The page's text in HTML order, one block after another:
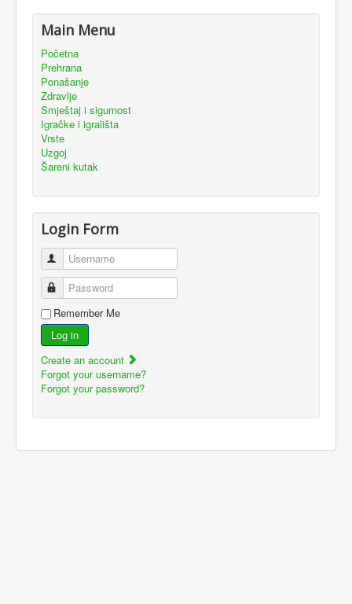
Main Menu
Početna
Prehrana
Ponašanje
Zdravlje
Smještaj i sigurnost
Igračke i igrališta
Vrste
Uzgoj
Šareni kutak
Login Form
Username
Password
Remember Me
Log in
Create an account
Forgot your username?
Forgot your password?